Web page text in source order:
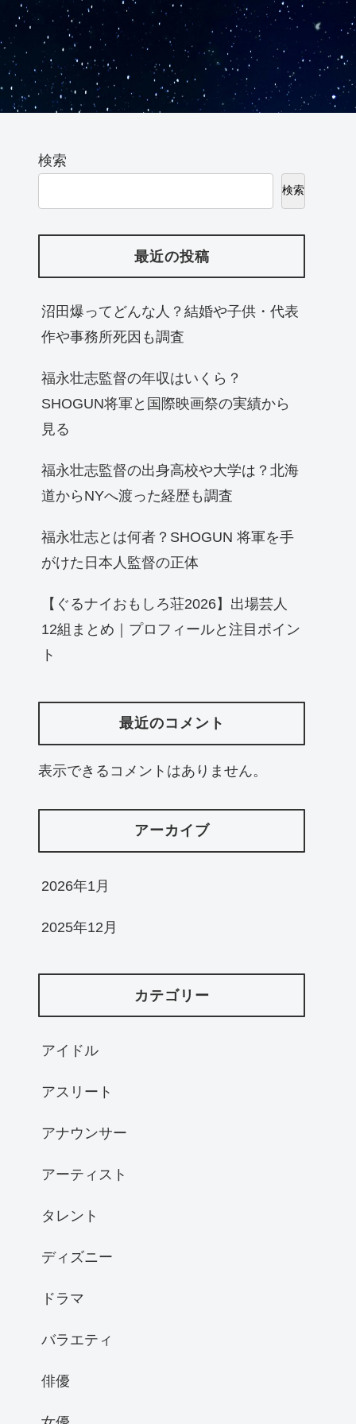
検索
検索
最近の投稿
沼田爆ってどんな人？結婚や子供・代表
作や事務所死因も調査
福永壮志監督の年収はいくら？
SHOGUN将軍と国際映画祭の実績から
見る
福永壮志監督の出身高校や大学は？北海
道からNYへ渡った経歴も調査
福永壮志とは何者？SHOGUN 将軍を手
がけた日本人監督の正体
【ぐるナイおもしろ荘2026】出場芸人
12組まとめ｜プロフィールと注目ポイン
ト
最近のコメント
表示できるコメントはありません。
アーカイブ
2026年1月
2025年12月
カテゴリー
アイドル
アスリート
アナウンサー
アーティスト
タレント
ディズニー
ドラマ
バラエティ
俳優